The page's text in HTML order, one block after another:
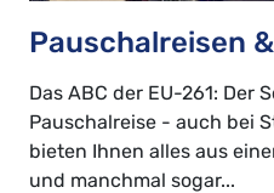
Pauschalreisen
Das ABC der EU-261: Der
Pauschalreise - auch bei
bieten Ihnen alles aus
und manchmal sogar...